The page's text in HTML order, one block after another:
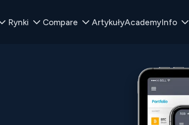
Rynki Compare ArtykułyAcademyInfo